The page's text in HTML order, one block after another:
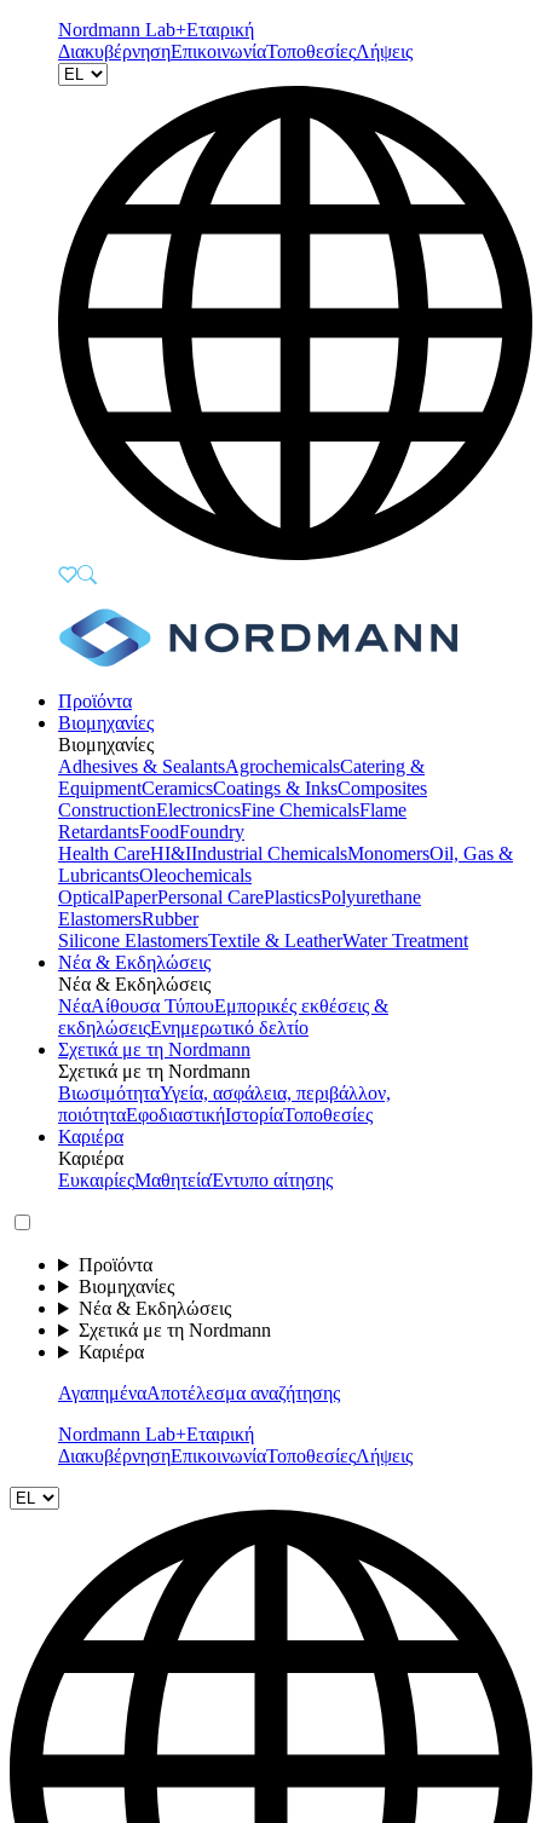
Nordmann Lab+Εταιρική
ΔιακυβέρνησηΕπικοινωνίαΤοποθεσίεςΛήψεις
Προϊόντα
Βιομηχανίες
Βιομηχανίες
Adhesives & SealantsAgrochemicalsCatering &
EquipmentCeramicsCoatings & InksComposites
ConstructionElectronicsFine ChemicalsFlame
RetardantsFoodFoundry
Health CareHI&IIndustrial ChemicalsMonomersOil, Gas &
LubricantsOleochemicals
OpticalPaperPersonal CarePlasticsPolyurethane
ElastomersRubber
Silicone ElastomersTextile & LeatherWater Treatment
Νέα & Εκδηλώσεις
Νέα & Εκδηλώσεις
ΝέαΑίθουσα ΤύπουΕμπορικές εκθέσεις &
εκδηλώσειςΕνημερωτικό δελτίο
Σχετικά με τη Nordmann
Σχετικά με τη Nordmann
ΒιωσιμότηταΥγεία, ασφάλεια, περιβάλλον,
ποιότηταΕφοδιαστικήΙστορίαΤοποθεσίες
Καριέρα
Καριέρα
ΕυκαιρίεςΜαθητείαΈντυπο αίτησης
Προϊόντα
Βιομηχανίες
Νέα & Εκδηλώσεις
Σχετικά με τη Nordmann
Καριέρα
ΑγαπημέναΑποτέλεσμα αναζήτησης
Nordmann Lab+Εταιρική
ΔιακυβέρνησηΕπικοινωνίαΤοποθεσίεςΛήψεις